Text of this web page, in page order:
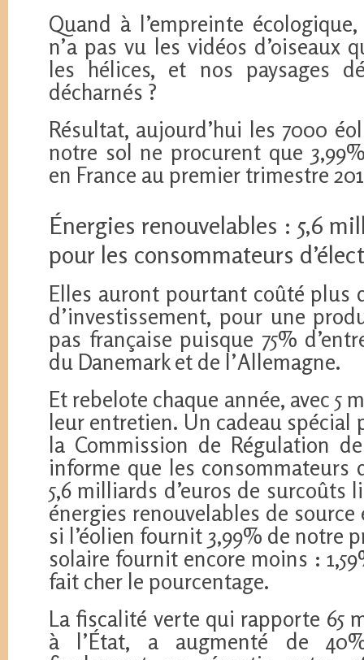
Quand à l’empreinte
n’a pas vu les vidéos d’oiseaux
les hélices, et nos paysages
décharnés ?
Résultat, aujourd’hui les 7000
notre sol ne procurent que
en France au premier trimestre
Énergies renouvelables : 5,6
pour les consommateurs
Elles auront pourtant coûté plus
d’investissement, pour une
pas française puisque 75%
du Danemark et de l’Allemagne.
Et rebelote chaque année, avec 5
leur entretien. Un cadeau spécial
la Commission de Régulation
informe que les consommateurs
5,6 milliards d’euros de surcoûts
énergies renouvelables de
si l’éolien fournit 3,99% de notre
solaire fournit encore moins :
fait cher le pourcentage.
La fiscalité verte qui rapporte 65
à l’État, a augmenté de